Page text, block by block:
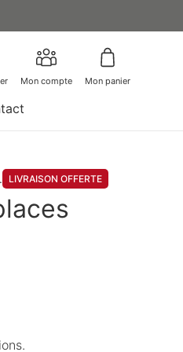
Mon compte Mon panier
LIVRAISON OFFERTE